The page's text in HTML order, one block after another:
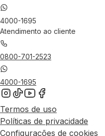
4000-1695
Atendimento ao cliente
0800-701-2523
4000-1695
Termos de uso
Políticas de privacidade
Configurações de cookies